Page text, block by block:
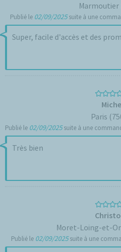
Marmoutier
Publié le 02/09/2025suite à une
Super, facile d'accès et des
Paris
Publié le 02/09/2025suite à une
Très bien
Moret-Loing-et-
Publié le 02/09/2025suite à une